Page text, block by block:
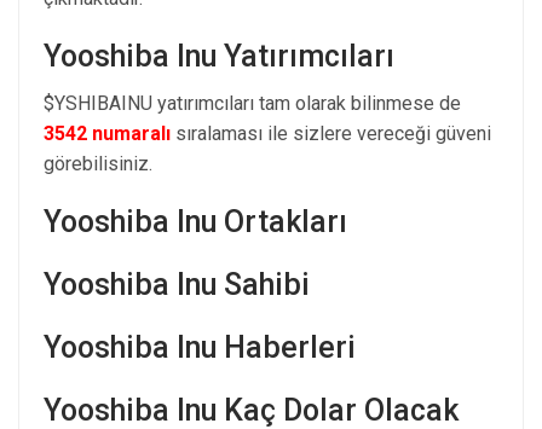
Yooshiba Inu Yatırımcıları
$YSHIBAINU yatırımcıları tam olarak bilinmese de
3542 numaralı sıralaması ile sizlere vereceği güveni
görebilisiniz.
Yooshiba Inu Ortakları
Yooshiba Inu Sahibi
Yooshiba Inu Haberleri
Yooshiba Inu Kaç Dolar Olacak